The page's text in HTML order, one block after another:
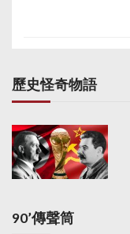
歷史怪奇物語
90’傳聲筒